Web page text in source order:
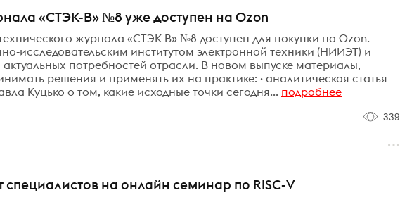
«СТЭК-В» №8 уже доступен на Ozon
журнала «СТЭК-В» №8 доступен для покупки на Ozon.
исследовательским институтом электронной техники (НИИЭТ) и
потребностей отрасли. В новом выпуске материалы,
решения и применять их на практике: · аналитическая статья
Куцько о том, какие исходные точки сегодня... подробнее
339
на онлайн семинар по RISС-V